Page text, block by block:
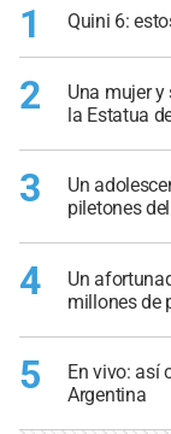
1 Quini 6:
2
Una mujer
la Estatua
3
Un
piletones
4
Un
millones de
5
En vivo: así
Argentina